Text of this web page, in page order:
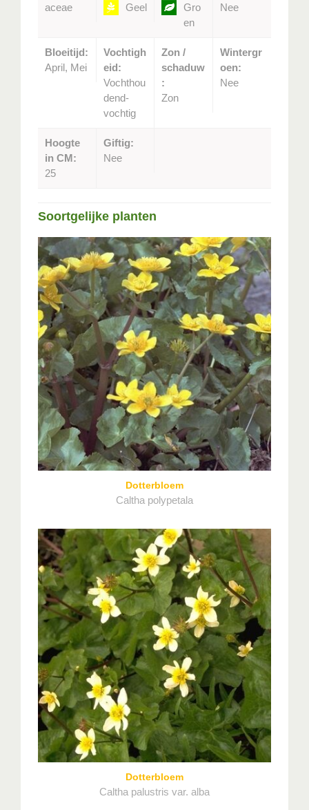
aceae
Geel
Gro
en
Nee
Bloeitijd:
April, Mei
Vochtigh
eid:
Vochthou
dend-
vochtig
Zon /
schaduw
:
Zon
Wintergr
oen:
Nee
Hoogte
in CM:
25
Giftig:
Nee
Soortgelijke planten
Dotterbloem
Caltha polypetala
Dotterbloem
Caltha palustris var. alba